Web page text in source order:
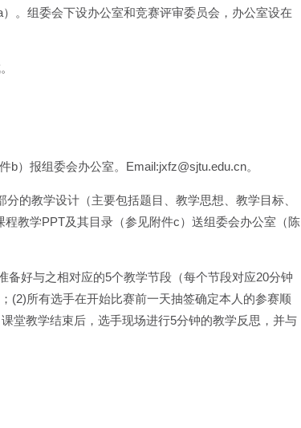
。组委会下设办公室和竞赛评审委员会，办公室设在
）报组委会办公室。Email:jxfz@sjtu.edu.cn。
的教学设计（主要包括题目、教学思想、教学目标、
教学PPT及其目录（参见附件c）送组委会办公室（陈
好与之相对应的5个教学节段（每个节段对应20分钟
(2)所有选手在开始比赛前一天抽签确定本人的参赛顺
堂教学结束后，选手现场进行5分钟的教学反思，并与